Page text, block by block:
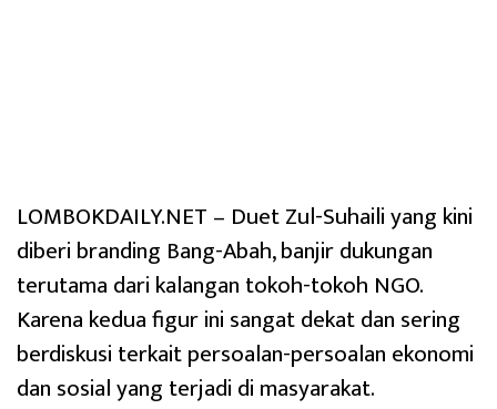
LOMBOKDAILY.NET – Duet Zul-Suhaili yang kini
diberi branding Bang-Abah, banjir dukungan
terutama dari kalangan tokoh-tokoh NGO.
Karena kedua figur ini sangat dekat dan sering
berdiskusi terkait persoalan-persoalan ekonomi
dan sosial yang terjadi di masyarakat.